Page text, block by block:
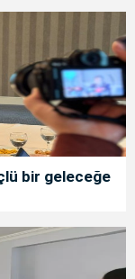
bir geleceğe